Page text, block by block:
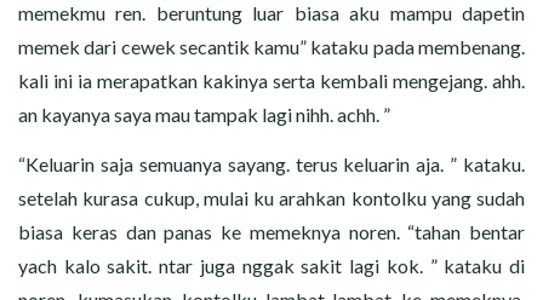
memekmu ren. beruntung luar biasa aku mampu dapetin
memek dari cewek secantik kamu” kataku pada membenang.
kali ini ia merapatkan kakinya serta kembali mengejang. ahh.
an kayanya saya mau tampak lagi nihh. achh. ”
“Keluarin saja semuanya sayang. terus keluarin aja. ” kataku.
setelah kurasa cukup, mulai ku arahkan kontolku yang sudah
biasa keras dan panas ke memeknya noren. “tahan bentar
yach kalo sakit. ntar juga nggak sakit lagi kok. ” kataku di